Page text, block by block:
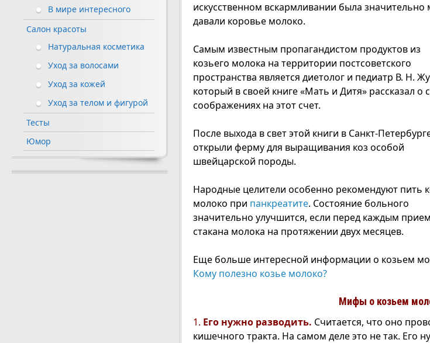
искусственном вскармливании была
давали коровье молоко.
Самым известным пропагандистом продуктов из
козьего молока на территории постсоветского
пространства является диетолог и педиатр В. Н.
который в своей книге «Мать и Дитя» рассказал о
соображениях на этот счет.
После выхода в свет этой книги в Санкт-
открыли ферму для выращивания коз особой
швейцарской породы.
Народные целители особенно рекомендуют пить
молоко при панкреатите. Состояние больного
значительно улучшится, если перед каждым
стакана молока на протяжении двух месяцев.
Еще больше интересной информации о козьем
Кому полезно козье молоко?
Мифы о козьем
1. Его нужно разводить. Считается, что оно
кишечного тракта. На самом деле это не так. Его
В мире интересного
Салон красоты
Натуральная косметика
Уход за волосами
Уход за кожей
Уход за телом и фигурой
Тесты
Юмор